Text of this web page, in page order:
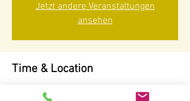
Jetzt andere Veranstaltungen
ansehen
Time & Location
Apr 20, 2025, 11:30 AM – 1:30 PM